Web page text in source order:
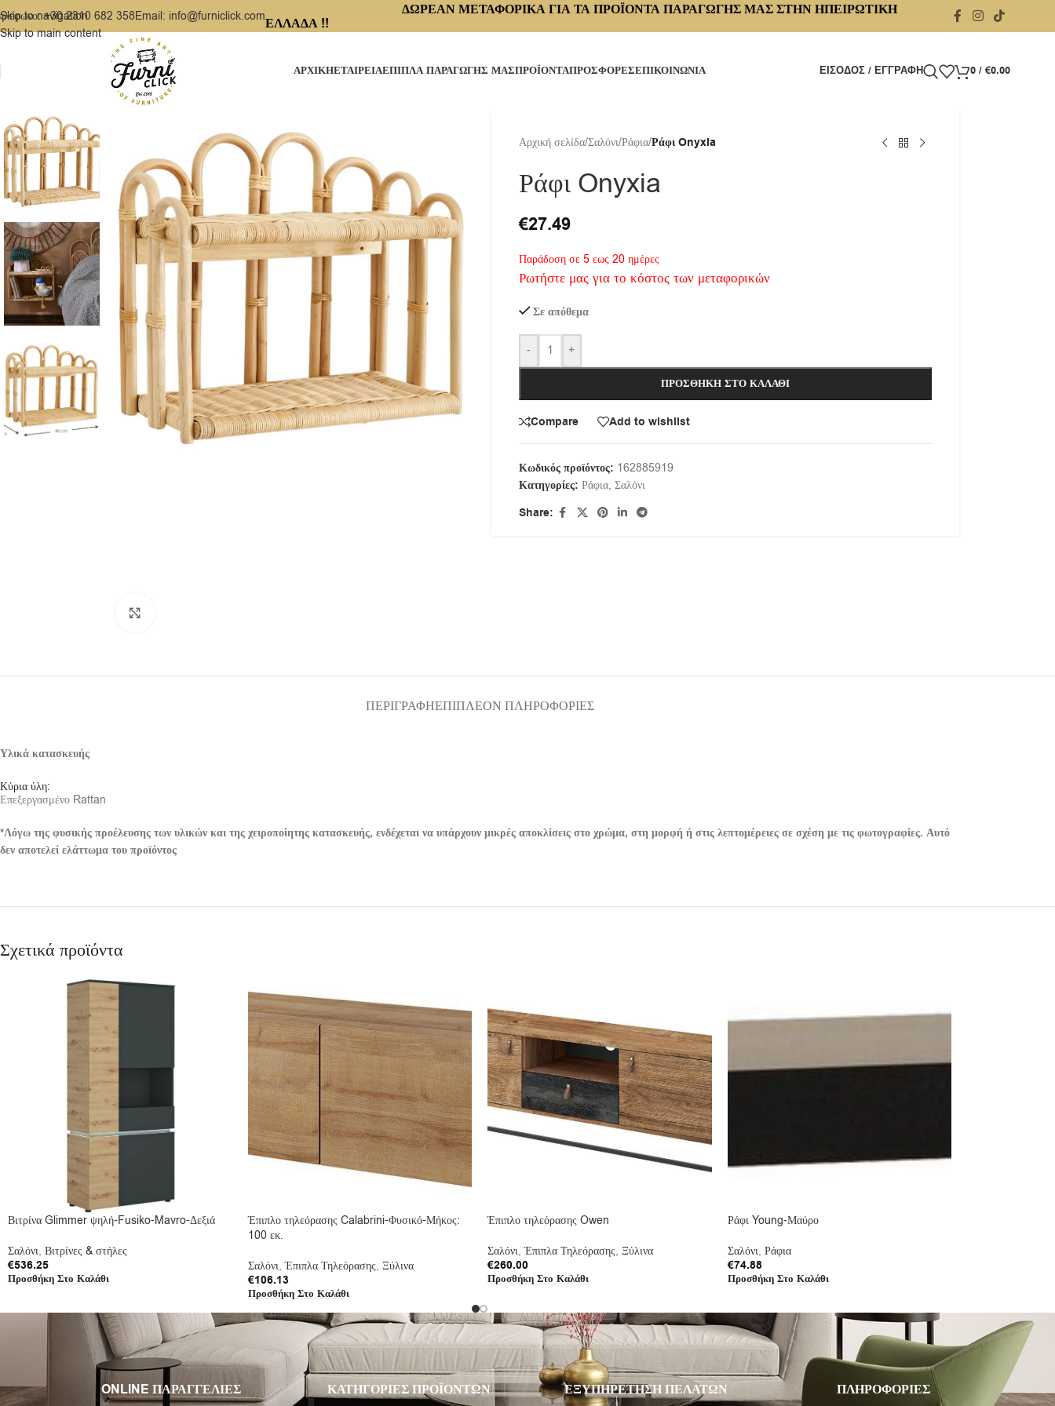
Skip to navigation
Skip to main content
+30 2310 682 358Email: info@furniclick.com
ΔΩΡΕΑΝ ΜΕΤΑΦΟΡΙΚΑ ΓΙΑ ΤΑ ΠΡΟΪΟΝΤΑ ΠΑΡΑΓΩΓΗΣ ΜΑΣ ΣΤΗΝ ΗΠΕΙΡΩΤΙΚΗ
ΕΛΛΑΔΑ !!
ΑΡΧΙΚΗΕΤΑΙΡΕΙΑΕΠΙΠΛΑ ΠΑΡΑΓΩΓΗΣ ΜΑΣΠΡΟΪΟΝΤΑΠΡΟΣΦΟΡΕΣΕΠΙΚΟΙΝΩΝΙΑ ΕΊΣΟΔΟΣ / ΕΓΓΡΑΦΉ 0 / €0.00
Αρχική σελίδα/Σαλόνι/Ράφια/Ράφι Onyxia
Ράφι Onyxia
€27.49
Παράδοση σε 5 εως 20 ημέρες
Ρωτήστε μας για το κόστος των μεταφορικών
Σε απόθεμα
- +
ΠΡΟΣΘΉΚΗ ΣΤΟ ΚΑΛΆΘΙ
Compare Add to wishlist
Κωδικός προϊόντος: 162885919
Κατηγορίες: Ράφια, Σαλόνι
Share:
ΠΕΡΙΓΡΑΦΉΕΠΙΠΛΈΟΝ ΠΛΗΡΟΦΟΡΊΕΣ
Υλικά κατασκευής
Κύρια ύλη:
Επεξεργασμένο Rattan
*Λόγω της φυσικής προέλευσης των υλικών και της χειροποίητης κατασκευής, ενδέχεται να υπάρχουν μικρές αποκλίσεις στο χρώμα, στη μορφή ή στις λεπτομέρειες σε σχέση με τις φωτογραφίες. Αυτό
δεν αποτελεί ελάττωμα του προϊόντος
Σχετικά προϊόντα
Βιτρίνα Glimmer ψηλή-Fusiko-Mavro-Δεξιά
Σαλόνι, Βιτρίνες & στήλες
€536.25
Προσθήκη Στο Καλάθι
Έπιπλο τηλεόρασης Calabrini-Φυσικό-Μήκος:
100 εκ.
Σαλόνι, Έπιπλα Τηλεόρασης, Ξύλινα
€106.13
Προσθήκη Στο Καλάθι
Έπιπλο τηλεόρασης Owen
Σαλόνι, Έπιπλα Τηλεόρασης, Ξύλινα
€260.00
Προσθήκη Στο Καλάθι
Ράφι Young-Μαύρο
Σαλόνι, Ράφια
€74.88
Προσθήκη Στο Καλάθι
ONLINE ΠΑΡΑΓΓΕΛΙΕΣ ΚΑΤΗΓΟΡΙΕΣ ΠΡΟΪΟΝΤΩΝ ΕΞΥΠΗΡΕΤΗΣΗ ΠΕΛΑΤΩΝ ΠΛΗΡΟΦΟΡΙΕΣ